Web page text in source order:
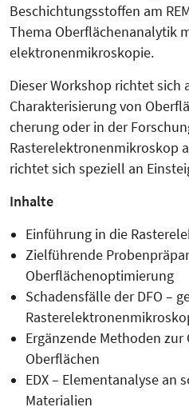
Beschichtungsstoffen am
Thema Oberflächenanalytik
elektronenmikroskopie.
Dieser Workshop richtet sich
Charakterisierung von
che­rung oder in der
Rasterelektronenmikroskop
richtet sich speziell an
Inhalte
Einführung in die
Zielführende
Oberflächenoptimierung
Schadensfälle der DFO –
Ergänzende Methoden
Oberflächen
EDX – Elementanalyse an
Materialien